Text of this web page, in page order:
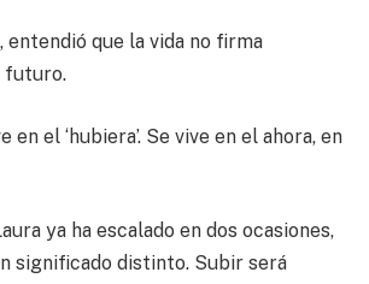
entendió que la vida no firma
futuro.
en el ‘hubiera’. Se vive en el ahora, en
ya ha escalado en dos ocasiones,
significado distinto. Subir será